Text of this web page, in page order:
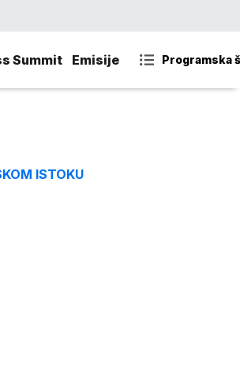
Summit Emisije Programska
ISTOKU